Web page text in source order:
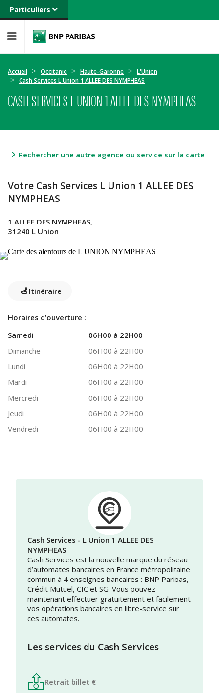
Particuliers
Banque privée
Entreprises
Accueil Occitanie Haute-Garonne
L'Union
Cash Services L Union 1 ALLEE DES NYMPHEAS
CASH SERVICES L UNION 1 ALLEE DES NYMPHEAS
Rechercher une autre agence ou service sur la carte
Votre Cash Services L Union 1 ALLEE DES
NYMPHEAS
1 ALLEE DES NYMPHEAS,
31240 L Union
Itinéraire
Horaires d’ouverture :
Samedi
06H00 à 22H00
Dimanche
06H00 à 22H00
Lundi
06H00 à 22H00
Mardi
06H00 à 22H00
Mercredi
06H00 à 22H00
Jeudi
06H00 à 22H00
Vendredi
06H00 à 22H00
Cash Services - L Union 1 ALLEE DES
NYMPHEAS
Cash Services est la nouvelle marque du réseau
d’automates bancaires en France métropolitaine
commun à 4 enseignes bancaires : BNP Paribas,
Crédit Mutuel, CIC et SG. Vous pouvez
maintenant effectuer gratuitement et facilement
vos opérations bancaires en libre-service sur
ces automates.
Les services du Cash Services
Retrait billet €